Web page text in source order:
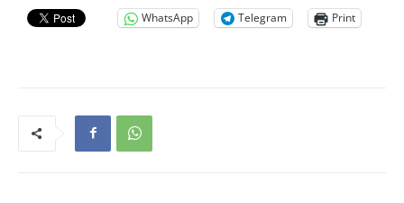
WhatsApp Telegram Print